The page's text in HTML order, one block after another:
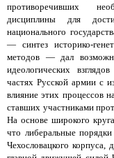
противоречивших
дисциплины для
национального
— синтез историко-
методов — дал
идеологических
частях Русской армии с
влияние этих процессов
ставших участниками
На основе широкого
что либеральные
Чехословацкого